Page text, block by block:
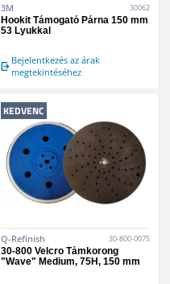
3M 30062
Hookit Támogató Párna 150 mm
53 Lyukkal
Bejelentkezés az árak
megtekintéséhez
KEDVENC
Q-Refinish 30-800-0075
30-800 Velcro Támkorong
"Wave" Medium, 75H, 150 mm